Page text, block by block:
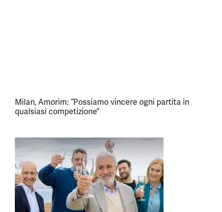
Milan, Amorim: “Possiamo vincere ogni partita in
qualsiasi competizione”